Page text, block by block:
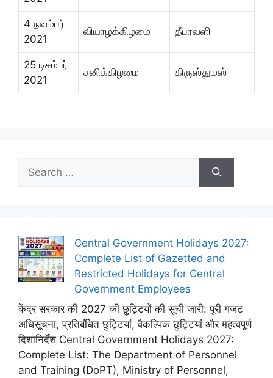
4 நவம்பர்
2021
வியாழக்கிழமை தீபாவளி
25 டிசம்பர்
2021
சனிக்கிழமை கிருஸ்துமஸ்
for:
Central Government Holidays 2027:
Complete List of Gazetted and
Restricted Holidays for Central
Government Employees
केंद्र सरकार की 2027 की छुट्टियों की सूची जारी: पूरी गजट
अधिसूचना, प्रतिबंधित छुट्टियां, वैकल्पिक छुट्टियां और महत्वपूर्ण
दिशानिर्देश Central Government Holidays 2027:
Complete List: The Department of Personnel
and Training (DoPT), Ministry of Personnel,